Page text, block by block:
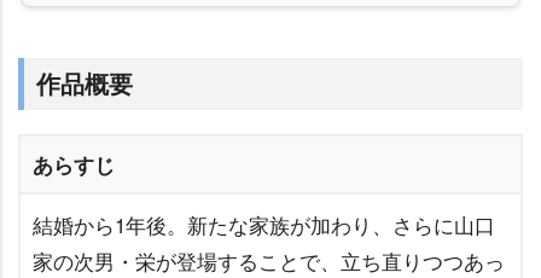
作品概要
あらすじ
結婚から1年後。新たな家族が加わり、さらに山口
家の次男・栄が登場することで、立ち直りつつあっ